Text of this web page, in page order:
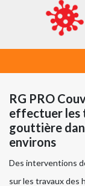
RG PRO
effectuer les
gouttière
environs
Des interventions
sur les travaux des